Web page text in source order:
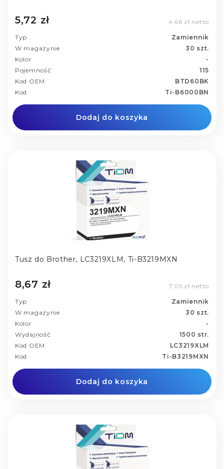
5,72 zł 4,66 zł netto
Typ
Zamiennik
W magazynie
30 szt.
Kolor
-
Pojemność
115
Kod OEM
BTD60BK
Kod
Ti-B6000BN
Dodaj do koszyka
Tusz do Brother, LC3219XLM, Ti-B3219MXN
8,67 zł 7,05 zł netto
Typ
Zamiennik
W magazynie
30 szt.
Kolor
-
Wydajność
1500 str.
Kod OEM
LC3219XLM
Kod
Ti-B3219MXN
Dodaj do koszyka